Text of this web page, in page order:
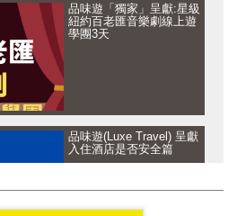
品味遊「獨家」呈獻:星級
紐約百老匯音樂劇線上遊
學團3天
品味遊(Luxe Travel) 呈獻
入住酒店是否安全篇